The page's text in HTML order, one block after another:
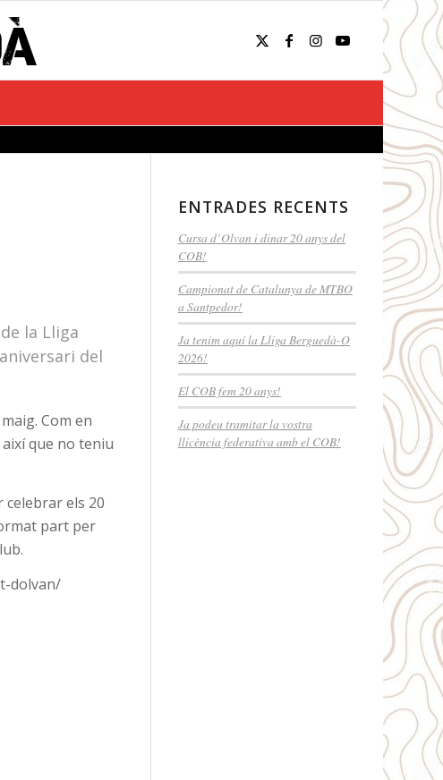
la Lliga
del
Com en
que no teniu
celebrar els 20
part per
dolvan/
ENTRADES RECENTS
Cursa d’Olvan i dinar 20 anys del
COB!
Campionat de Catalunya de MTBO
a Santpedor!
Ja tenim aquí la Lliga Berguedà-O
2026!
El COB fem 20 anys!
Ja podeu tramitar la vostra
llicència federativa amb el COB!